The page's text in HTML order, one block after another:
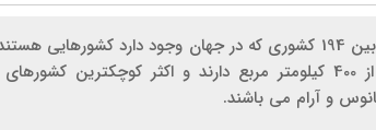
در بین 194 کشوری که در جهان وجود دارد کشورهایی
تر از 400 کیلومتر مربع دارند و اکثر کوچکترین
و آرام می باشند.